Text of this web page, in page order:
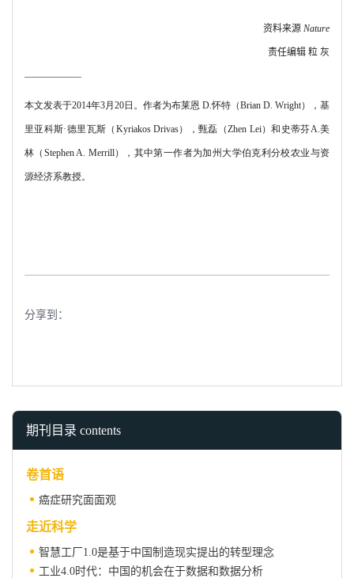
资料来源 Nature
责任编辑 粒 灰
――――――
本文发表于2014年3月 20日。作者为布莱恩 D.怀特（Brian D. Wright），基
里亚科斯·德里瓦斯（ Kyriakos Drivas），甄磊（Zhen Lei）和史蒂芬A.美
林（ Stephen A. Merrill），其中第一作者为加州大学伯克利分校农业与资
源经济系教授。
分享到：
期刊目录 contents
卷首语
癌症研究面面观
走近科学
智慧工厂1.0是基于中国制造现实提出的转型理念
工业4.0时代：中国的机会在于数据和数据分析